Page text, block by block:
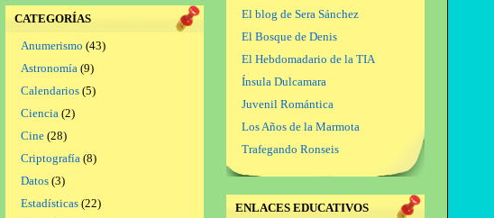
CATEGORÍAS
Anumerismo (43)
Astronomía(9)
Calendarios(5)
Ciencia(2)
Cine(28)
Criptografía(8)
Datos(3)
Estadísticas(22)
El blog de Sera Sánchez
El Bosque de Denis
El Hebdomadario de la TIA
Ínsula Dulcamara
Juvenil Romántica
Los Años de la Marmota
Trafegando Ronseis
ENLACES EDUCATIVOS